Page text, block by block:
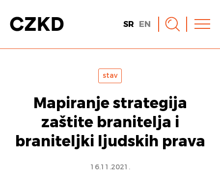
SR EN
stav
Mapiranje strategija
zaštite branitelja i
braniteljki ljudskih prava
16.11.2021.